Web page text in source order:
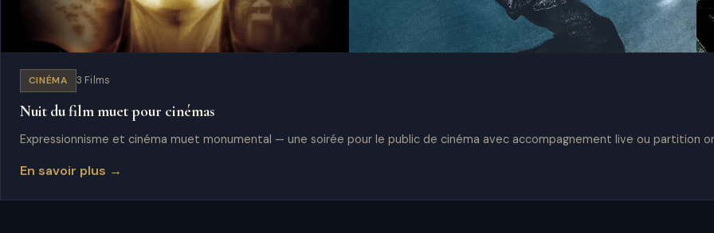
CINÉMA 3 Films
Nuit du film muet pour cinémas
Expressionnisme et cinéma muet monumental — une soirée pour le public de cinéma avec accompagnement live ou partition
En savoir plus →